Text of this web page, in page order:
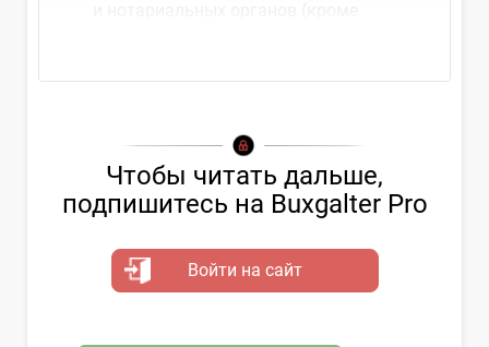
Чтобы читать дальше,
подпишитесь на Buxgalter Pro
Войти на сайт